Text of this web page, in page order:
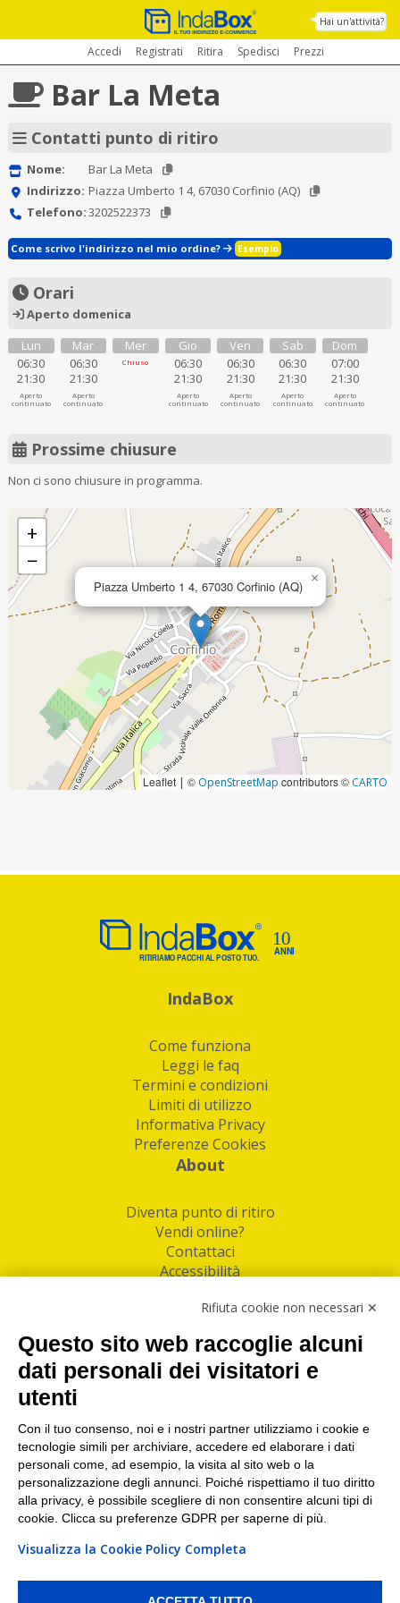
Hai un'attività?
Accedi Registrati Ritira Spedisci Prezzi
Bar La Meta
Contatti punto di ritiro
Nome:
Bar La Meta
Indirizzo: Piazza Umberto 1 4, 67030 Corfinio (AQ)
Telefono:3202522373
Come scrivo l'indirizzo nel mio ordine? Esempio
Orari
Aperto domenica
Lun
06:30
21:30
Aperto
continuato
Mar
06:30
21:30
Aperto
continuato
Mer
Chiuso
Gio
06:30
21:30
Aperto
continuato
Ven
06:30
21:30
Aperto
continuato
Sab
06:30
21:30
Aperto
continuato
Dom
07:00
21:30
Aperto
continuato
Prossime chiusure
Non ci sono chiusure in programma.
Piazza Umberto 1 4, 67030 Corfinio (AQ) ×
+
−
Leaflet | © OpenStreetMap contributors © CARTO
IndaBox
Come funziona
Leggi le faq
Termini e condizioni
Limiti di utilizzo
Informativa Privacy
Preferenze Cookies
About
Diventa punto di ritiro
Vendi online?
Contattaci
Accessibilità
Facebook
Linkedin
I nostri punti di ritiro e spedizione pacchi nelle
maggiori città italiane
Torino|Milano|Roma|Bologna|Firenze| Genova
Napoli|Varese
PI/CF/N°Iscr.: 10821360012 | REA: RM 1494760 | Cap.Soc.: 50.000€ |
Whistleblowing|Privacy |Preferenze Cookies
Rifiuta cookie non necessari ✕
Questo sito web raccoglie alcuni
dati personali dei visitatori e
utenti
Con il tuo consenso, noi e i nostri partner utilizziamo i cookie e
tecnologie simili per archiviare, accedere ed elaborare i dati
personali come, ad esempio, la visita al sito web o la
personalizzazione degli annunci. Poiché rispettiamo il tuo diritto
alla privacy, è possibile scegliere di non consentire alcuni tipi di
cookie. Clicca su preferenze GDPR per saperne di più.
Visualizza la Cookie Policy Completa